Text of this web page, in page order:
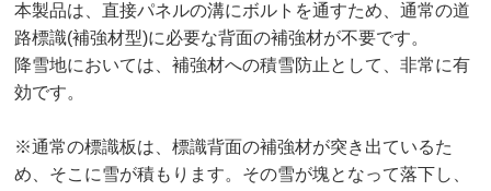
本製品は、直接パネルの溝にボルトを通すため、通常の道
路標識(補強材型)に必要な背面の補強材が不要です。
降雪地においては、補強材への積雪防止として、非常に有
効です。
※通常の標識板は、標識背面の補強材が突き出ているた
め、そこに雪が積もります。その雪が塊となって落下し、